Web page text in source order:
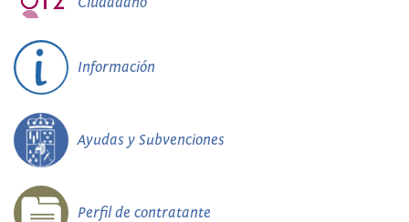
Información
Ayudas y Subvenciones
Perfil de contratante